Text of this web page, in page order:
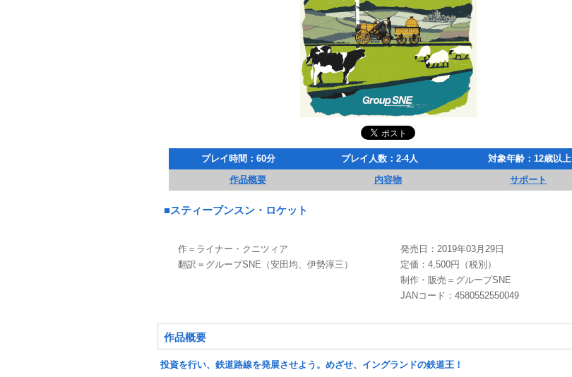
プレイ時間：60分 プレイ人数：2-4人
対象年齢：12歳以上
作品概要
内容物 サポート
■スティーブンスン・ロケット
作＝ライナー・クニツィア
翻訳＝グループSNE（安田均、伊勢淳三）
発売日：2019年03月29日
定価：4,500円（税別）
制作・販売＝グループSNE
JANコード：4580552550049
作品概要
投資を行い、鉄道路線を発展させよう。めざせ、イングランドの鉄道王！